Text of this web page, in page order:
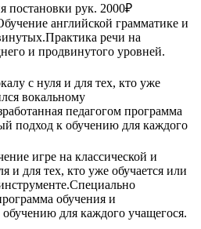
постановки рук. 2000₽
английской грамматике и
речи на
и продвинутого уровней.
с нуля и для тех, кто уже
вокальному
педагогом программа
подход к обучению для каждого
игре на классической и
и для тех, кто уже обучается или
обучения и
для каждого учащегося.